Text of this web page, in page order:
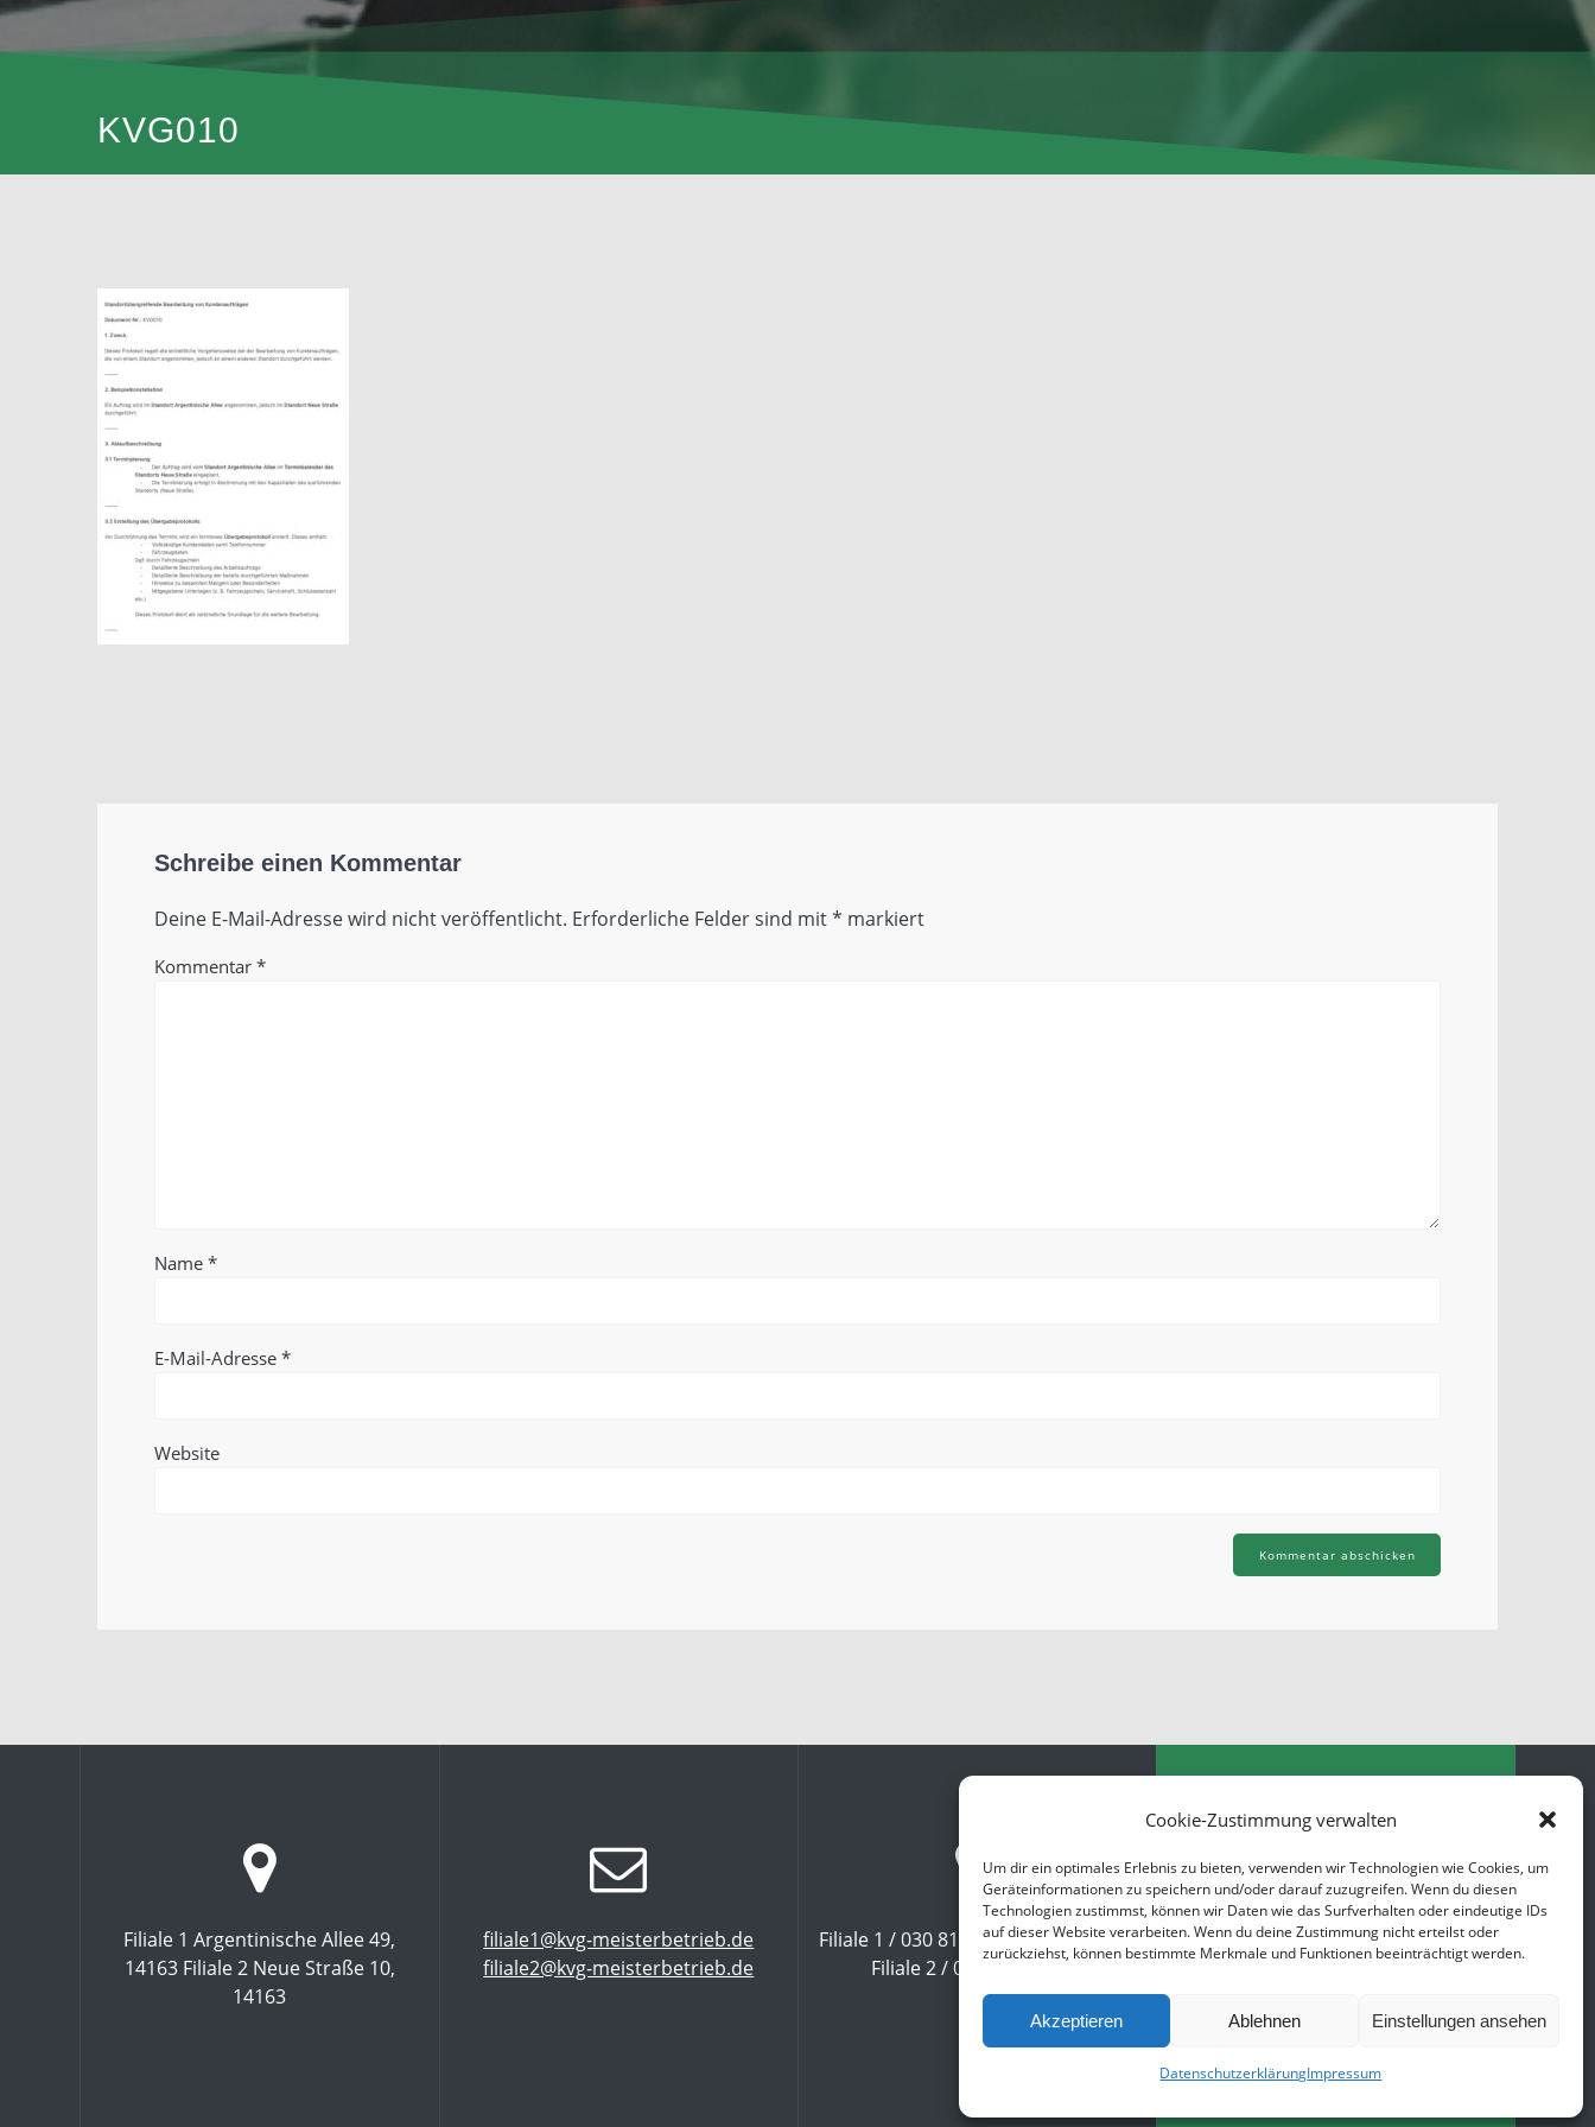
Cookie-Zustimmung verwalten
Um dir ein optimales Erlebnis zu bieten, verwenden wir Technologien wie Cookies, um
Geräteinformationen zu speichern und/oder darauf zuzugreifen. Wenn du diesen
Technologien zustimmst, können wir Daten wie das Surfverhalten oder eindeutige IDs
auf dieser Website verarbeiten. Wenn du deine Zustimmung nicht erteilst oder
zurückziehst, können bestimmte Merkmale und Funktionen beeinträchtigt werden.
Akzeptieren Ablehnen Einstellungen ansehen
DatenschutzerklärungImpressum
KVG010
Schreibe einen Kommentar
Deine E-Mail-Adresse wird nicht veröffentlicht. Erforderliche Felder sind mit* markiert
Kommentar*
Name*
E-Mail-Adresse*
Website
Filiale 1 Argentinische Allee 49,
14163 Filiale 2 Neue Straße 10,
14163
filiale1@kvg-meisterbetrieb.de
filiale2@kvg-meisterbetrieb.de
Filiale 1 / 030 810 519 01 oder in der
Filiale 2 / 030 810 519 02
KvG Meisterbetrieb